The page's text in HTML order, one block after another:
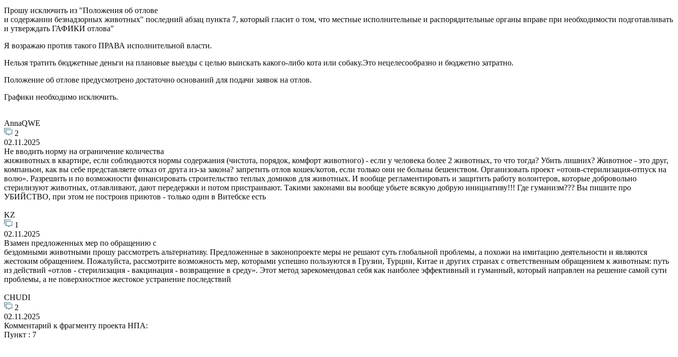
Прошу исключить из "Положения об отлове
и содержании безнадзорных животных" последний абзац пункта 7, который гласит о том, что местные исполнительные и распорядительные органы вправе при необходимости подготавливать
и утверждать ГАФИКИ отлова"
Я возражаю против такого ПРАВА исполнительной власти.
Нельзя тратить бюджетные деньги на плановые выезды с целью выискать какого-либо кота или собаку.Это нецелесообразно и бюджетно затратно.
Положение об отлове предусмотрено достаточно оснований для подачи заявок на отлов.
Графики необходимо исключить.
AnnaQWE
2
02.11.2025
Не вводить норму на ограничение количества
жиживотных в квартире, если соблюдаются нормы содержания (чистота, порядок, комфорт животного) - если у человека более 2 животных, то что тогда? Убить лишних? Животное - это друг,
компаньон, как вы себе представляете отказ от друга из-за закона? запретить отлов кошек/котов, если только они не больны бешенством. Организовать проект «отоив-стерилизация-отпуск на
волю». Разрешить и по возможности финансировать строительство теплых домиков для животных. И вообще регламентировать и защитить работу волонтеров, которые добровольно
стерилизуют животных, отлавливают, дают передержки и потом пристраивают. Такими законами вы вообще убьете всякую добрую инициативу!!! Где гуманизм??? Вы пишите про
УБИЙСТВО, при этом не построив приютов - только один в Витебске есть
KZ
1
02.11.2025
Взамен предложенных мер по обращению с
бездомными животными прошу рассмотреть альтернативу. Предложенные в законопроекте меры не решают суть глобальной проблемы, а похожи на имитацию деятельности и являются
жестоким обращением. Пожалуйста, рассмотрите возможность мер, которыми успешно пользуются в Грузии, Турции, Китае и других странах с ответственным обращением к животным: путь
из действий «отлов - стерилизация - вакцинация - возвращение в среду». Этот метод зарекомендовал себя как наиболее эффективный и гуманный, который направлен на решение самой сути
проблемы, а не поверхностное жестокое устранение последствий
CHUDI
2
02.11.2025
Комментарий к фрагменту проекта НПА:
Пункт : 7